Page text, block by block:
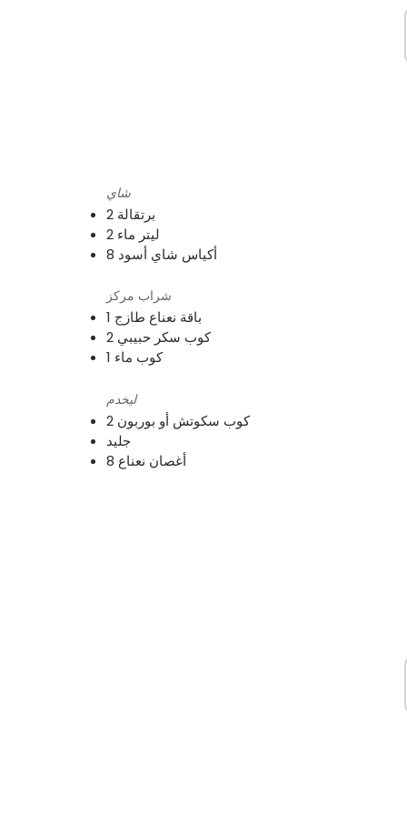
شاي
2 برتقالة
2 ليتر ماء
8 أكياس شاي أسود
شراب مركز
1 باقة نعناع طازج
2 كوب سكر حبيبي
1 كوب ماء
ليخدم
2 كوب سكوتش أو بوربون
جليد
8 أغصان نعناع